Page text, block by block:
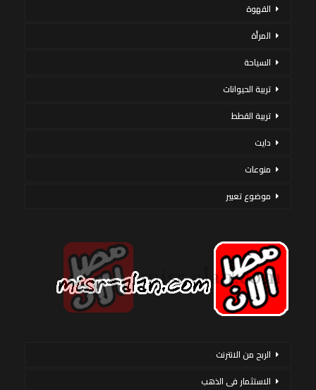
القهوة
المرأة
السياحة
تربية الحيوانات
تربية القطط
دايت
منوعات
موضوع تعبير
الربح من الانترنت
الاستثمار فى الذهب